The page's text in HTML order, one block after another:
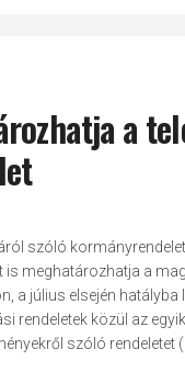
a
szóló
meghatározhatja a
a július elsején
rendeletek közül az
szóló rendeletet